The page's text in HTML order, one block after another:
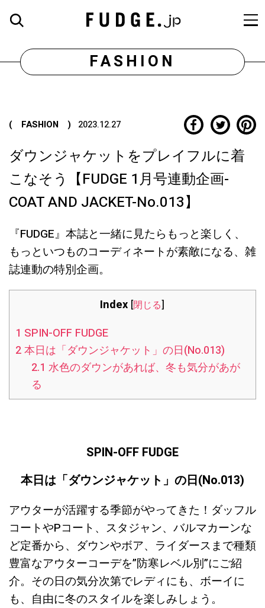
FASHION
( FASHION ) 2023.12.27
ダウンジャケットをプレイフルに着
こなそう【FUDGE 1月号連動企画-
COAT AND JACKET-No.013】
『FUDGE』本誌と一緒に見たらもっと楽しく、
もっといつものコーディネートが素敵になる、雑
誌連動の特別企画。
Index [閉じる]
1 SPIN-OFF FUDGE
2本日は「ダウンジャケット」の日(No.013)
2.1 水色のダウンがあれば、冬も気分があが
る
SPIN-OFF FUDGE
本日は「ダウンジャケット」の日(No.013)
アウターが活躍する季節がやってきた！ダッフル
コートやPコート、スタジャン、バルマカーンな
ど定番から、ダウンやボア、ライダースまで種類
豊富なアウターコーデを”防寒レベル別”にご紹
介。その日の気分次第でレディにも、ボーイに
も、自由に冬のスタイルを楽しみしょう。